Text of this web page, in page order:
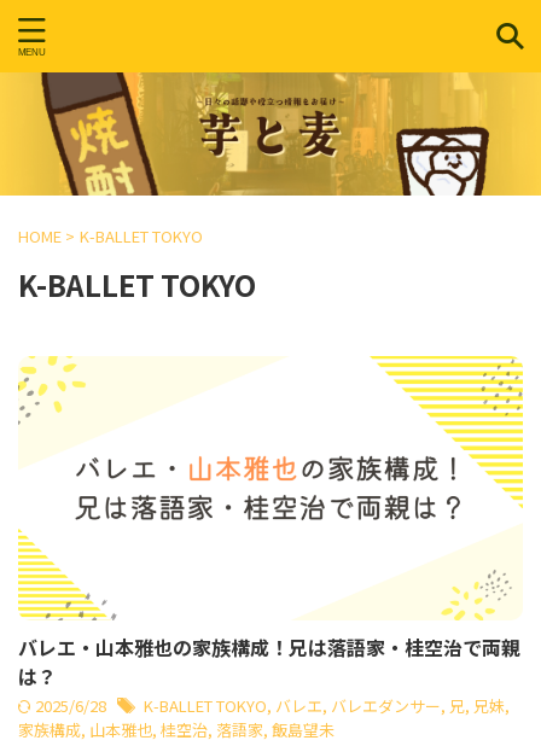
HOME > K-BALLET TOKYO
K-BALLET TOKYO
バレエ・山本雅也の家族構成！兄は落語家・桂空治で両親
は？
2025/6/28 K-BALLET TOKYO, バレエ, バレエダンサー, 兄, 兄妹,
家族構成, 山本雅也, 桂空治, 落語家, 飯島望未